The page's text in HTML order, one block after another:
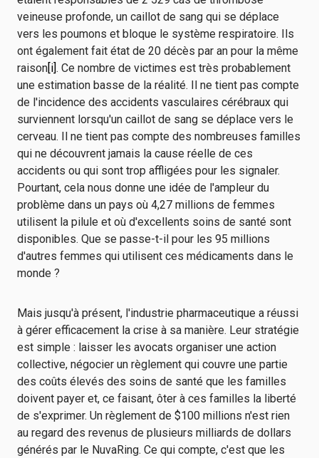
veineuse profonde, un caillot de sang qui se déplace
vers les poumons et bloque le système respiratoire. Ils
ont également fait état de 20 décès par an pour la même
raison[i]. Ce nombre de victimes est très probablement
une estimation basse de la réalité. Il ne tient pas compte
de l'incidence des accidents vasculaires cérébraux qui
surviennent lorsqu'un caillot de sang se déplace vers le
cerveau. Il ne tient pas compte des nombreuses familles
qui ne découvrent jamais la cause réelle de ces
accidents ou qui sont trop affligées pour les signaler.
Pourtant, cela nous donne une idée de l'ampleur du
problème dans un pays où 4,27 millions de femmes
utilisent la pilule et où d'excellents soins de santé sont
disponibles. Que se passe-t-il pour les 95 millions
d'autres femmes qui utilisent ces médicaments dans le
monde ?
Mais jusqu'à présent, l'industrie pharmaceutique a réussi
à gérer efficacement la crise à sa manière. Leur stratégie
est simple : laisser les avocats organiser une action
collective, négocier un règlement qui couvre une partie
des coûts élevés des soins de santé que les familles
doivent payer et, ce faisant, ôter à ces familles la liberté
de s'exprimer. Un règlement de $100 millions n'est rien
au regard des revenus de plusieurs milliards de dollars
générés par le NuvaRing. Ce qui compte, c'est que les